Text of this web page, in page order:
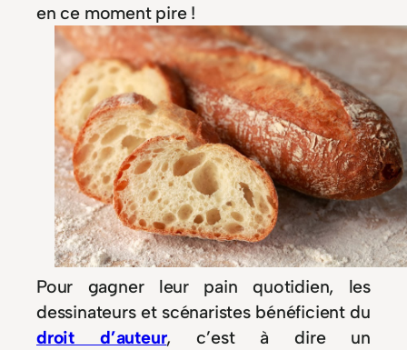
en ce moment pire !
Pour gagner leur pain quotidien, les
dessinateurs et scénaristes bénéficient du
droit d’auteur, c’est à dire un